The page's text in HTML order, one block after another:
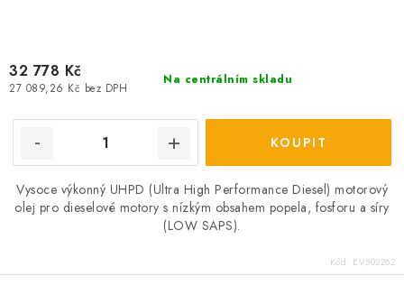
Na centrálním skladu
27 089,26 Kč bez DPH
32 778 Kč
Vysoce výkonný UHPD (Ultra High Performance Diesel) motorový
olej pro dieselové motory s nízkým obsahem popela, fosforu a síry
(LOW SAPS).
Kód: EV502282